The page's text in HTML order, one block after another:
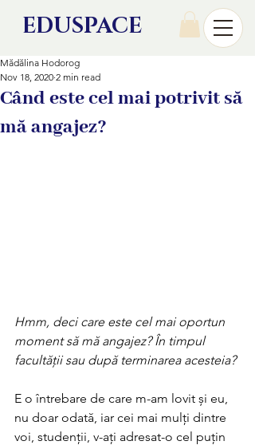
EDUSPACE
Când este cel mai potrivit să
mă angajez?
Mădălina Hodorog
Nov 18, 2020 2 min read
Hmm, deci care este cel mai oportun
moment să mă angajez? În timpul
facultății sau după terminarea acesteia?
E o întrebare de care m-am lovit și eu,
nu doar odată, iar cei mai mulți dintre
voi, studenții, v-ați adresat-o cel puțin